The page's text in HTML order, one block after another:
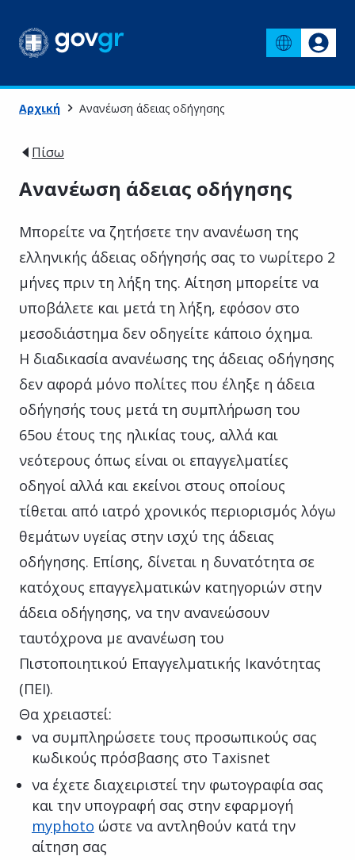
Αρχική Ανανέωση άδειας οδήγησης
Πίσω
Ανανέωση άδειας οδήγησης
Μπορείτε να ζητήσετε την ανανέωση της
ελληνικής άδειας οδήγησής σας το νωρίτερο 2
μήνες πριν τη λήξη της. Αίτηση μπορείτε να
υποβάλετε και μετά τη λήξη, εφόσον στο
μεσοδιάστημα δεν οδηγείτε κάποιο όχημα.
Η διαδικασία ανανέωσης της άδειας οδήγησης
δεν αφορά μόνο πολίτες που έληξε η άδεια
οδήγησής τους μετά τη συμπλήρωση του
65ου έτους της ηλικίας τους, αλλά και
νεότερους όπως είναι οι επαγγελματίες
οδηγοί αλλά και εκείνοι στους οποίους
τίθεται από ιατρό χρονικός περιορισμός λόγω
θεμάτων υγείας στην ισχύ της άδειας
οδήγησης. Επίσης, δίνεται η δυνατότητα σε
κατόχους επαγγελματικών κατηγοριών στην
άδεια οδήγησης, να την ανανεώσουν
ταυτόχρονα με ανανέωση του
Πιστοποιητικού Επαγγελματικής Ικανότητας
(ΠΕΙ).
Θα χρειαστεί:
να συμπληρώσετε τους προσωπικούς σας
κωδικούς πρόσβασης στο Taxisnet
να έχετε διαχειριστεί την φωτογραφία σας
και την υπογραφή σας στην εφαρμογή
myphoto ώστε να αντληθούν κατά την
αίτηση σας